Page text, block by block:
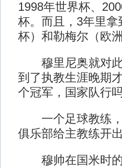
1998年世界杯、
杯。而且，3年里
杯）和勒梅尔（欧
穆里尼奥就对此
到了执教生涯晚期
个冠军，国家队行
一个足球教练，
俱乐部给主教练开
穆帅在国米时的